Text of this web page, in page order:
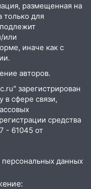
крушить
на дом на
мощным
корнем
крышу с
бить по
трамвай
не
размещенная на
только для
или
иначе как с
авторов.
зарегистрирован
в сфере связи,
средства
- 61045 от
данных